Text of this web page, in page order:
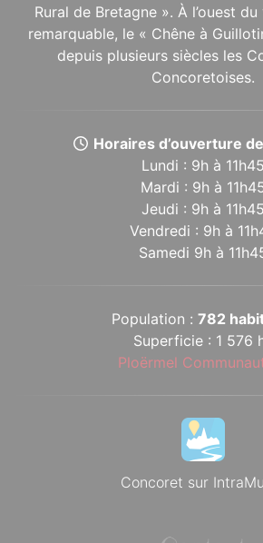
Rural de Bretagne ». À l’ouest
remarquable, le « Chêne à
depuis plusieurs siècles les
Concoretoises.
Horaires d’ouverture
Lundi : 9h à 11h45
Mardi : 9h à
Jeudi : 9h à 11h45
Vendredi : 9h à
Samedi 9h à
Population : 782
Superficie : 1 576
Ploërmel
Concoret sur